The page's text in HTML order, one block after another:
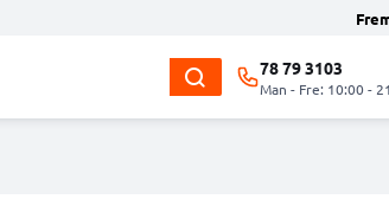
78 79 3103
Man - Fre: 10:00 -